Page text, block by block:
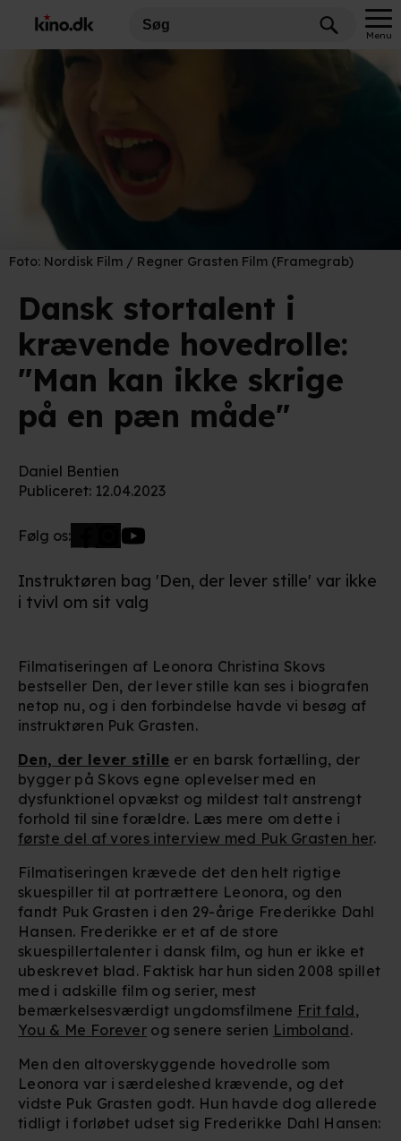
Menu
Foto: Nordisk Film / Regner Grasten Film (Framegrab)
Dansk stortalent i
krævende hovedrolle:
"Man kan ikke skrige
på en pæn måde"
Daniel Bentien
Publiceret: 12.04.2023
Følg os:
Instruktøren bag 'Den, der lever stille' var ikke
i tvivl om sit valg
Filmatiseringen af Leonora Christina Skovs
bestseller Den, der lever stille kan ses i biografen
netop nu, og i den forbindelse havde vi besøg af
instruktøren Puk Grasten.
Den, der lever stille er en barsk fortælling, der
bygger på Skovs egne oplevelser med en
dysfunktionel opvækst og mildest talt anstrengt
forhold til sine forældre. Læs mere om dette i
første del af vores interview med Puk Grasten her.
Filmatiseringen krævede det den helt rigtige
skuespiller til at portrættere Leonora, og den
fandt Puk Grasten i den 29-årige Frederikke Dahl
Hansen. Frederikke er et af de store
skuespillertalenter i dansk film, og hun er ikke et
ubeskrevet blad. Faktisk har hun siden 2008 spillet
med i adskille film og serier, mest
bemærkelsesværdigt ungdomsfilmene Frit fald,
You & Me Forever og senere serien Limboland.
Men den altoverskyggende hovedrolle som
Leonora var i særdeleshed krævende, og det
vidste Puk Grasten godt. Hun havde dog allerede
tidligt i forløbet udset sig Frederikke Dahl Hansen: